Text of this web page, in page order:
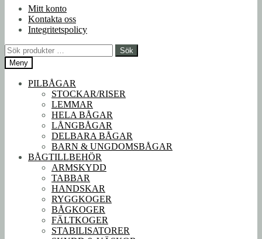
navigering
innehållMitt konto
Kontakta oss
Integritetspolicy
Sök
efter:
Sök
Meny
PILBÅGAR
STOCKAR/RISER
LEMMAR
HELA BÅGAR
LÅNGBÅGAR
DELBARA BÅGAR
BARN & UNGDOMSBÅGAR
BÅGTILLBEHÖR
ARMSKYDD
TABBAR
HANDSKAR
RYGGKOGER
BÅGKOGER
FÄLTKOGER
STABILISATORER